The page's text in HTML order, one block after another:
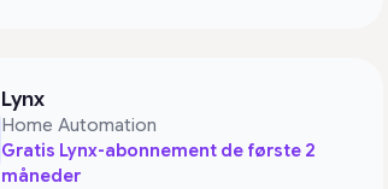
Lynx
Home Automation
Gratis Lynx-abonnement de første 2
måneder